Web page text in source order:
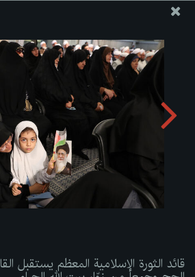
قائد الثورة الإسلامية المعظم يستقبل
وجمعاً من زوّار بيت الله الحرام
قائد الثورة الإسلامية المعظم يستقبل